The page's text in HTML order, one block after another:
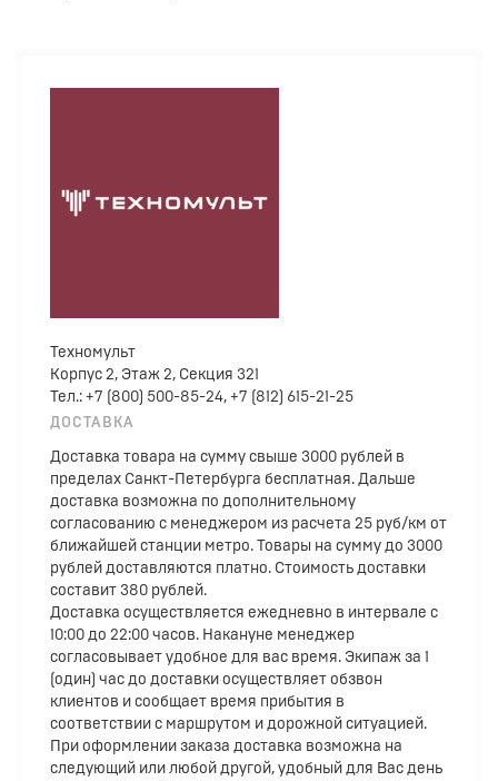
Техномульт
Корпус 2, Этаж 2, Секция 321
Тел.: +7 (800) 500-85-24, +7 (812) 615-21-25
ДОСТАВКА
Доставка товара на сумму свыше 3000 рублей в
пределах Санкт-Петербурга бесплатная. Дальше
доставка возможна по дополнительному
согласованию с менеджером из расчета 25 руб/км от
ближайшей станции метро. Товары на сумму до 3000
рублей доставляются платно. Стоимость доставки
составит 380 рублей.
Доставка осуществляется ежедневно в интервале с
10:00 до 22:00 часов. Накануне менеджер
согласовывает удобное для вас время. Экипаж за 1
(один) час до доставки осуществляет обзвон
клиентов и сообщает время прибытия в
соответствии с маршрутом и дорожной ситуацией.
При оформлении заказа доставка возможна на
следующий или любой другой, удобный для Вас день